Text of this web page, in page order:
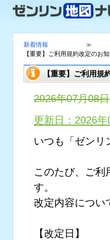
新着情報 ≫
【重要】ご利用規約改定のお
【重要】ご利用規
2026年07月08日
更新日：2026年
いつも「ゼンリ
このたび、ご利
す。
改定内容につい
【改定日】